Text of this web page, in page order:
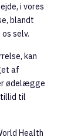
i vores
blandt
selv.
kan
af
ødelægge
til
Health